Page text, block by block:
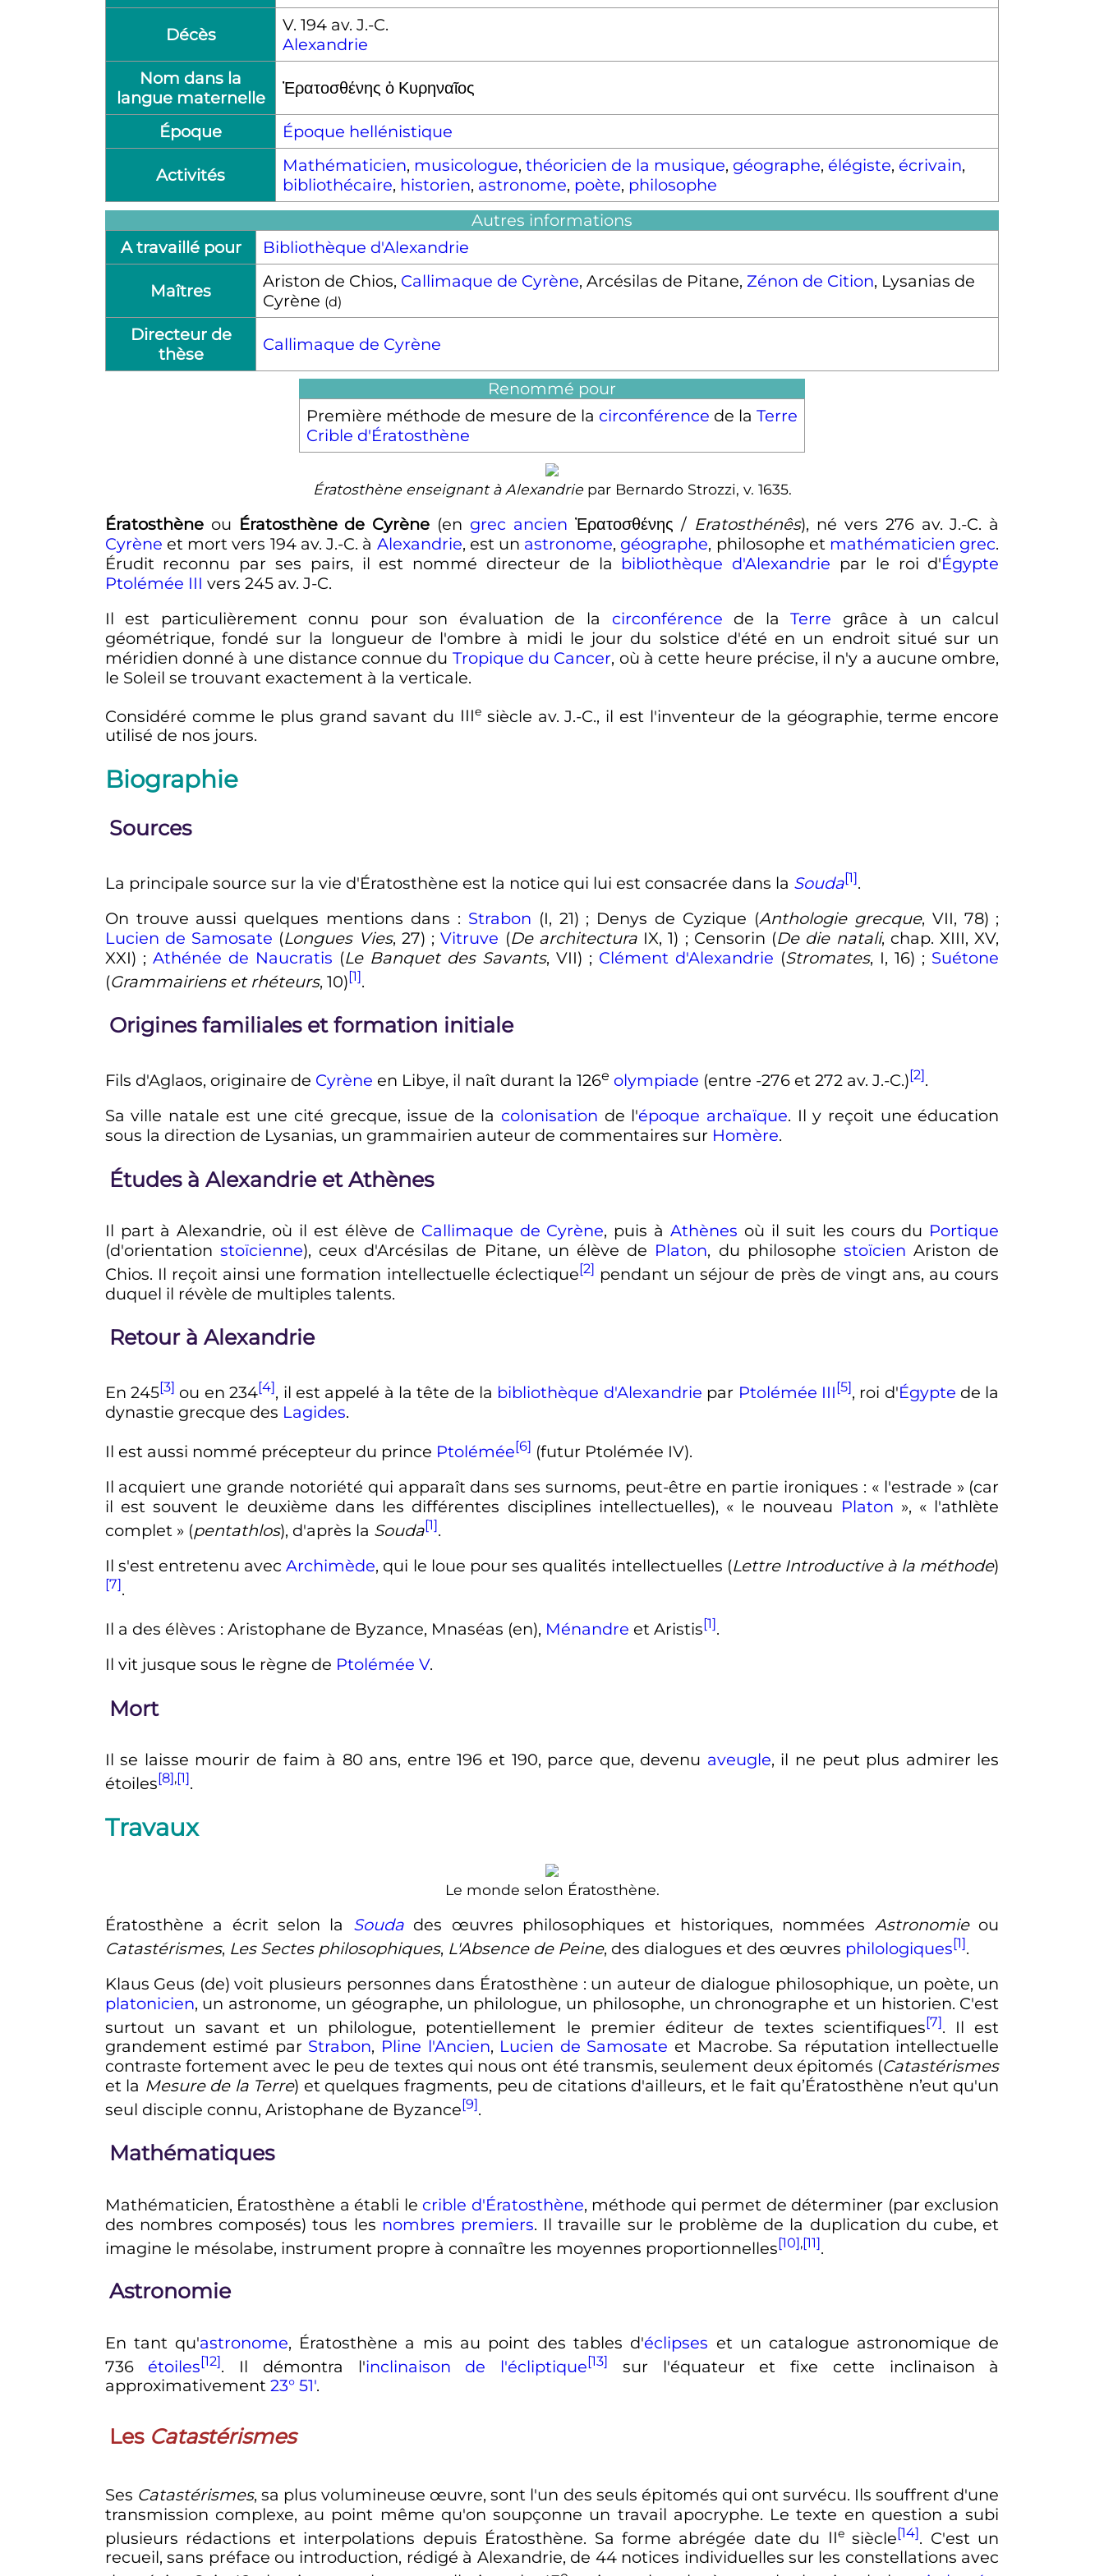
Décès V. 194 av. J.-C.
Alexandrie
Nom dans la
langue maternelle
Ἐρατοσθένης ὁ Κυρηναῖος
Époque Époque hellénistique
Activités Mathématicien, musicologue, théoricien de la musique, géographe, élégiste, écrivain,
bibliothécaire, historien, astronome, poète, philosophe
Autres informations
A travaillé pour
Bibliothèque d'Alexandrie
Maîtres Ariston de Chios, Callimaque de Cyrène, Arcésilas de Pitane, Zénon de Cition, Lysanias de
Cyrène (d)
Directeur de
thèse
Callimaque de Cyrène
Renommé pour
Première méthode de mesure de la circonférence de la Terre
Crible d'Ératosthène
Ératosthène enseignant à Alexandriepar Bernardo Strozzi, v. 1635.
Ératosthèneou Ératosthène de Cyrène (en grec ancien Ἐρατοσθένης / Eratosthénês), né vers 276 av. J.-C. à
Cyrène et mort vers 194 av. J.-C. à Alexandrie, est un astronome, géographe, philosophe et mathématicien grec.
Érudit reconnu par ses pairs, il est nommé directeur de la bibliothèque d'Alexandrie par le roi d'Égypte
Ptolémée III vers 245 av. J-C.
Il est particulièrement connu pour son évaluation de la circonférence de laTerre grâce à un calcul
géométrique, fondé sur la longueur de l'ombre à midi le jour du solstice d'été en un endroit situé sur un
méridien donné à une distance connue du Tropique du Cancer, où à cette heure précise, il n'y a aucune ombre,
le Soleil se trouvant exactement à la verticale.
Considéré comme le plus grand savant du IIIe siècle av. J.-C., il est l'inventeur de la géographie, terme encore
utilisé de nos jours.
Biographie
Sources
La principale source sur la vie d'Ératosthène est la notice qui lui est consacrée dans la Souda[1].
On trouve aussi quelques mentions dans : Strabon (I, 21) ; Denys de Cyzique (Anthologie grecque, VII, 78) ;
Lucien de Samosate (Longues Vies, 27) ;Vitruve (De architectura IX, 1) ; Censorin (De die natali, chap.XIII,XV,
XXI) ; Athénée de Naucratis (Le Banquet des Savants,VII) ; Clément d'Alexandrie (Stromates, I, 16) ; Suétone
(Grammairiens et rhéteurs, 10)[1].
Origines familiales et formation initiale
Fils d'Aglaos, originaire de Cyrène en Libye, il naît durant la 126e olympiade (entre -276 et 272 av. J.-C.)[2].
Sa ville natale est une cité grecque, issue de la colonisation de l'époque archaïque. Il y reçoit une éducation
sous la direction de Lysanias, un grammairien auteur de commentaires sur Homère.
Études à Alexandrie et Athènes
Il part à Alexandrie, où il est élève de Callimaque de Cyrène, puis àAthènes où il suit les cours du Portique
(d'orientation stoïcienne), ceux d'Arcésilas de Pitane, un élève de Platon, du philosophe stoïcien Ariston de
Chios. Il reçoit ainsi une formation intellectuelle éclectique[2] pendant un séjour de près de vingt ans, au cours
duquel il révèle de multiples talents.
Retour à Alexandrie
En245[3] ou en234[4], il est appelé à la tête de la bibliothèque d'Alexandrie par Ptolémée III[5], roi d'Égypte de la
dynastie grecque des Lagides.
Il est aussi nommé précepteur du prince Ptolémée[6] (futur Ptolémée IV).
Il acquiert une grande notoriété qui apparaît dans ses surnoms, peut-être en partie ironiques : « l'estrade » (car
il est souvent le deuxième dans les différentes disciplines intellectuelles), « le nouveau Platon », « l'athlète
complet » (pentathlos), d'après la Souda[1].
Il s'est entretenu avecArchimède, qui le loue pour ses qualités intellectuelles (Lettre Introductive à la méthode)
[7].
Il a des élèves : Aristophane de Byzance, Mnaséas (en), Ménandre et Aristis[1].
Il vit jusque sous le règne de Ptolémée V.
Mort
Il se laisse mourir de faim à 80 ans, entre196 et 190, parce que, devenu aveugle, il ne peut plus admirer les
étoiles[8],[1].
Travaux
Le monde selon Ératosthène.
Ératosthène a écrit selon la Soudades œuvres philosophiques et historiques, nommées Astronomieou
Catastérismes, Les Sectes philosophiques, L'Absence de Peine, des dialogues et des œuvres philologiques[1].
Klaus Geus (de) voit plusieurs personnes dans Ératosthène : un auteur de dialogue philosophique, un poète, un
platonicien, un astronome, un géographe, un philologue, un philosophe, un chronographe et un historien. C'est
surtout un savant et un philologue, potentiellement le premier éditeur de textes scientifiques[7]. Il est
grandement estimé par Strabon, Pline l'Ancien, Lucien de Samosate et Macrobe. Sa réputation intellectuelle
contraste fortement avec le peu de textes qui nous ont été transmis, seulement deux épitomés (Catastérismes
et la Mesure de la Terre) et quelques fragments, peu de citations d'ailleurs, et le fait qu’Ératosthène n’eut qu'un
seul disciple connu, Aristophane de Byzance[9].
Mathématiques
Mathématicien, Ératosthène a établi le crible d'Ératosthène, méthode qui permet de déterminer (par exclusion
des nombres composés) tous les nombres premiers. Il travaille sur le problème de la duplication du cube, et
imagine le mésolabe, instrument propre à connaître les moyennes proportionnelles[10],[11].
Astronomie
En tant qu'astronome, Ératosthène a mis au point des tables d'éclipses et un catalogue astronomique de
736 étoiles[12]. Il démontra l'inclinaison de l'écliptique[13]
sur l'équateur et fixe cette inclinaison à
approximativement 23° 51'.
Les Catastérismes
Ses Catastérismes, sa plus volumineuse œuvre, sont l'un des seuls épitomés qui ont survécu. Ils souffrent d'une
transmission complexe, au point même qu'on soupçonne un travail apocryphe. Le texte en question a subi
plusieurs rédactions et interpolations depuis Ératosthène. Sa forme abrégée date du IIe siècle[14]. C'est un
recueil, sans préface ou introduction, rédigé à Alexandrie, de 44 notices individuelles sur les constellations avec